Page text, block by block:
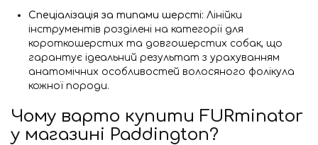
Спеціалізація за типами шерсті: Лінійки
інструментів розділені на категорії для
короткошерстих та довгошерстих собак, що
гарантує ідеальний результат з урахуванням
анатомічних особливостей волосяного фолікула
кожної породи.
Чому варто купити FURminator
у магазині Paddington?